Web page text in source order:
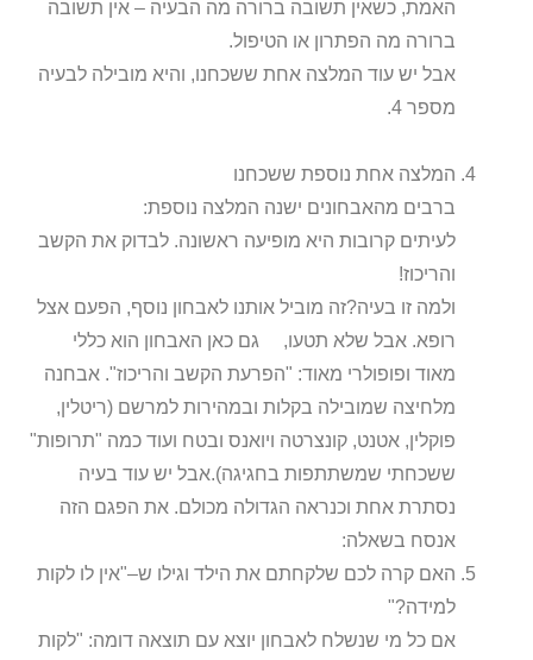
האמת, כשאין תשובה ברורה מה הבעיה – אין תשובה
ברורה מה הפתרון או הטיפול.
אבל יש עוד המלצה אחת ששכחנו, והיא מובילה לבעיה
מספר 4.
המלצה אחת נוספת ששכחנו
ברבים מהאבחונים ישנה המלצה נוספת:
לעיתים קרובות היא מופיעה ראשונה. לבדוק את הקשב
והריכוז!
ולמה זו בעיה?זה מוביל אותנו לאבחון נוסף, הפעם אצל
רופא. אבל שלא תטעו, גם כאן האבחון הוא כללי
מאוד ופופולרי מאוד: "הפרעת הקשב והריכוז". אבחנה
מלחיצה שמובילה בקלות ובמהירות למרשם (ריטלין,
פוקלין, אטנט, קונצרטה ויואנס ובטח ועוד כמה "תרופות"
ששכחתי שמשתתפות בחגיגה).אבל יש עוד בעיה
נסתרת אחת וכנראה הגדולה מכולם. את הפגם הזה
אנסח בשאלה:
האם קרה לכם שלקחתם את הילד וגילו ש–"אין לו לקות
למידה?"
אם כל מי שנשלח לאבחון יוצא עם תוצאה דומה: "לקות